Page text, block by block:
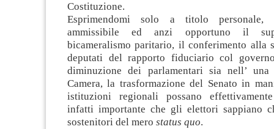
Costituzione.
Esprimendomi solo a titolo personale,
ammissibile ed anzi opportuno il
bicameralismo paritario, il conferimento alla
deputati del rapporto fiduciario col
diminuzione dei parlamentari sia nell’
Camera, la trasformazione del Senato in
istituzioni regionali possano
infatti importante che gli elettori sappiano
sostenitori del mero status quo.